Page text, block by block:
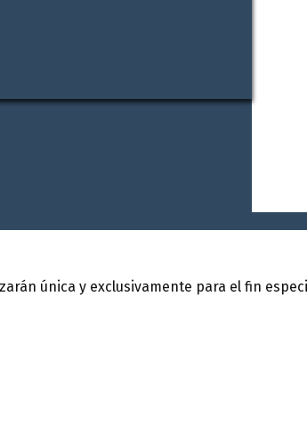
única y exclusivamente para el fin